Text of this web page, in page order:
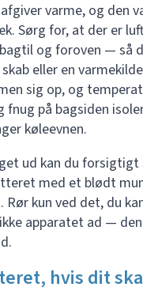
varme, og den
Sørg for, at der er
og foroven — så
eller en
sig op, og
fnug på bagsiden
køleevnen.
ud kan du forsigtigt
med et blødt
Rør kun ved det, du
apparatet ad —
hvis dit